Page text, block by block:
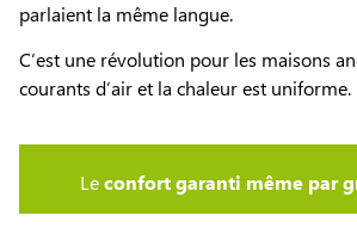
parlaient la même langue.
C’est une révolution pour les maisons
courants d’air et la chaleur est uniforme.
Leconfort garanti même par